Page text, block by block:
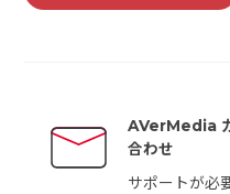
AVerMedia
合わせ
サポートが必